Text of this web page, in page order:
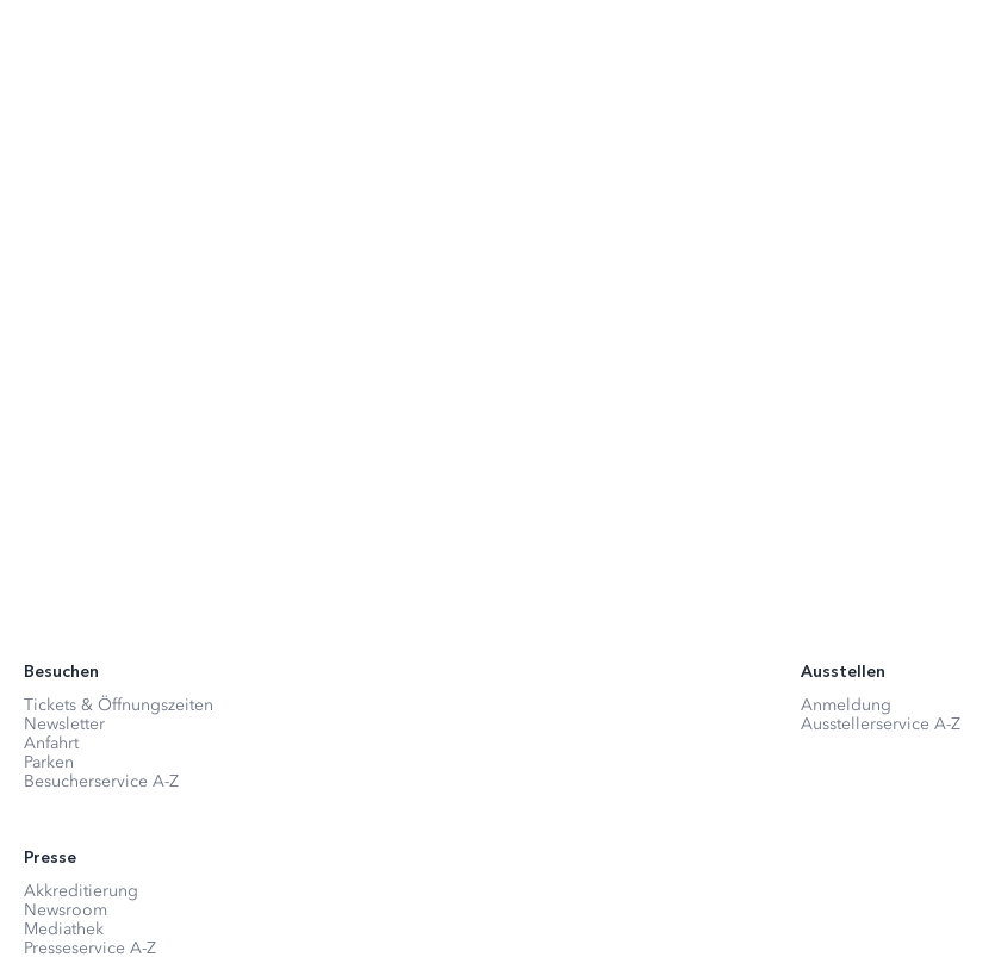
Besuchen
Tickets & Öffnungszeiten
Newsletter
Anfahrt
Parken
Besucherservice A-Z
Ausstellen
Anmeldung
Ausstellerservice A-Z
Presse
Akkreditierung
Newsroom
Mediathek
Presseservice A-Z